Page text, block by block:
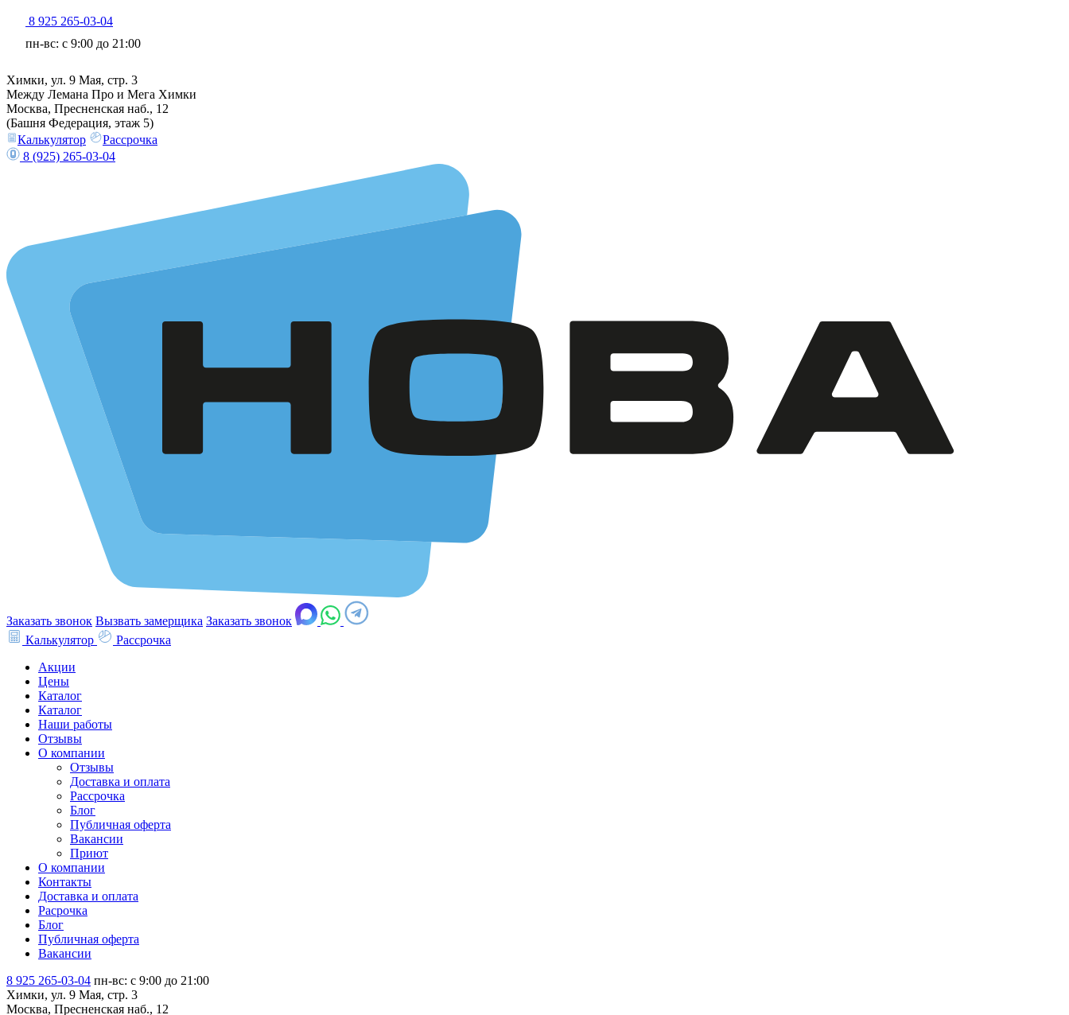
8 925 265-03-04
пн-вс: c 9:00 до 21:00
Химки, ул. 9 Мая, стр. 3
Между Лемана Про и Мега Химки
Москва, Пресненская наб., 12
(Башня Федерация, этаж 5)
Калькулятор
Рассрочка
8 (925) 265-03-04
Заказать звонок Вызвать замерщика Заказать звонок
Калькулятор
Рассрочка
Акции
Цены
Каталог
Каталог
Наши работы
Отзывы
О компании
Отзывы
Доставка и оплата
Рассрочка
Блог
Публичная оферта
Вакансии
Приют
О компании
Контакты
Доставка и оплата
Расрочка
Блог
Публичная оферта
Вакансии
8 925 265-03-04 пн-вс: c 9:00 до 21:00
Химки, ул. 9 Мая, стр. 3
Москва, Пресненская наб., 12